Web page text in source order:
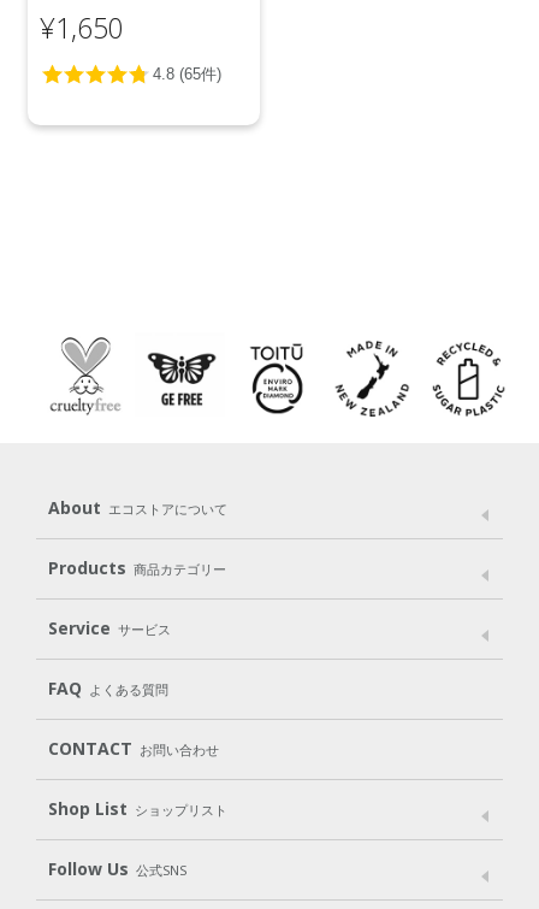
ッドナイトローズ＞
1L
¥1,650
About エコストアについて
メッセージ ブランドストーリー
パッケージへのこだわり
動物実験をしない
Products 商品カテゴリー
Laundry
Body（ボディ） Hair（ヘア） Oral care（オーラルケア）
Goods （グッズ）
Gift set
Service サービス
User Guide
Subscription（定期便）
FAQ よくある質問
CONTACT お問い合わせ
Shop List ショップリスト
Shop List
Follow Us 公式SNS